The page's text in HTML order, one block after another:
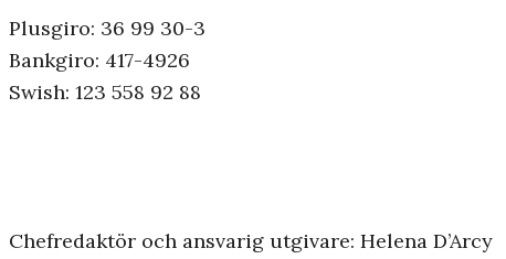
Plusgiro: 36 99 30-3
Bankgiro: 417-4926
Swish: 123 558 92 88
Chefredaktör och ansvarig utgivare: Helena D’Arcy